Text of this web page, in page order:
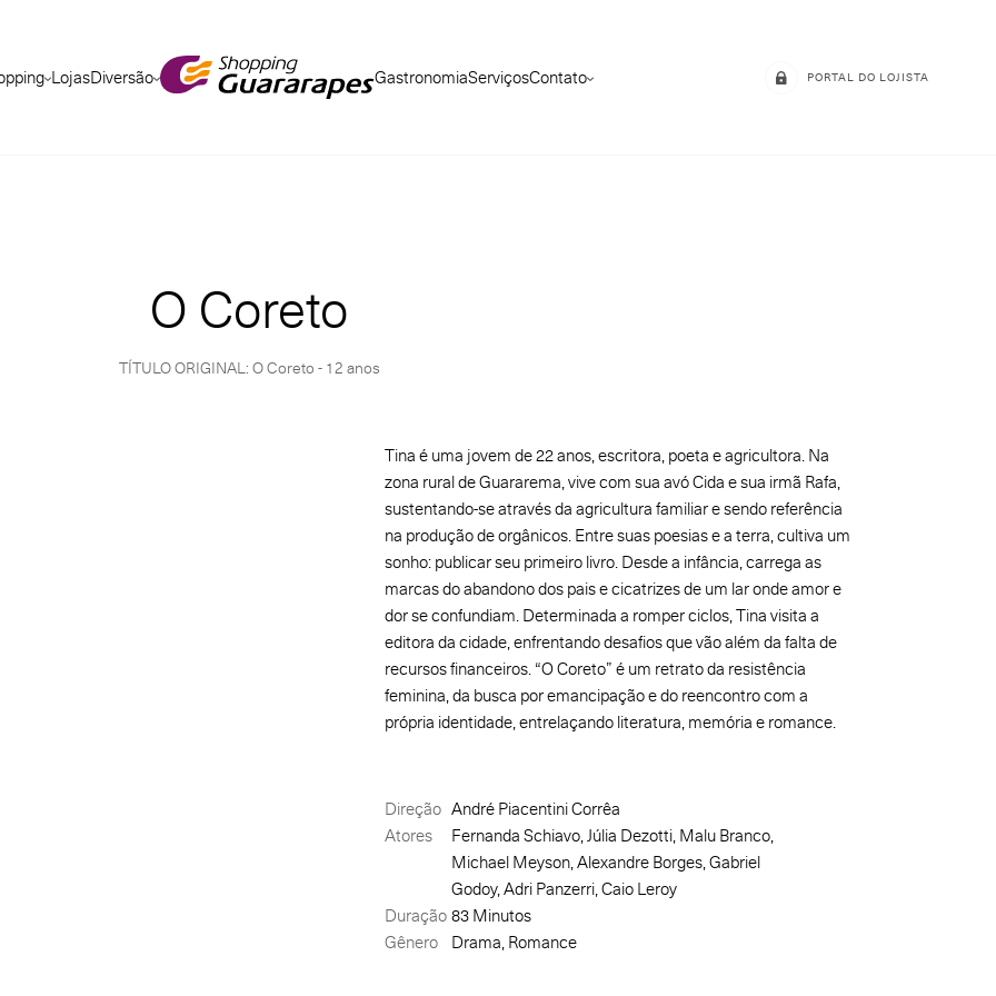
LojasDiversão GastronomiaServiçosContato PORTAL DO LOJISTA
O Coreto
TÍTULO ORIGINAL: O Coreto - 12 anos
Tina é uma jovem de 22 anos, escritora, poeta e agricultora. Na
zona rural de Guararema, vive com sua avó Cida e sua irmã Rafa,
sustentando-se através da agricultura familiar e sendo referência
na produção de orgânicos. Entre suas poesias e a terra, cultiva um
sonho: publicar seu primeiro livro. Desde a infância, carrega as
marcas do abandono dos pais e cicatrizes de um lar onde amor e
dor se confundiam. Determinada a romper ciclos, Tina visita a
editora da cidade, enfrentando desafios que vão além da falta de
recursos financeiros. “O Coreto” é um retrato da resistência
feminina, da busca por emancipação e do reencontro com a
própria identidade, entrelaçando literatura, memória e romance.
Direção André Piacentini Corrêa
Atores
Fernanda Schiavo, Júlia Dezotti, Malu Branco,
Michael Meyson, Alexandre Borges, Gabriel
Godoy, Adri Panzerri, Caio Leroy
Duração 83 Minutos
Gênero
Drama, Romance